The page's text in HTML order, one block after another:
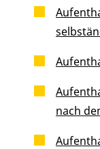
nach